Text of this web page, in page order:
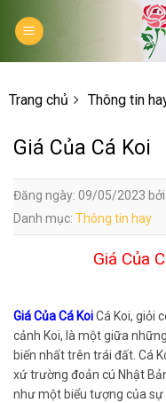
Trang chủ Thông tin
Giá Của Cá Koi
Đăng ngày: 09/05/2023
Danh mục: Thông tin hay
Giá Của
Giá Của Cá KoiCá Koi, giỏi
cảnh Koi, là một giữa
biến nhất trên trái đất. Cá
xứ trường đoản cú Nhật
như một biểu tượng của sự